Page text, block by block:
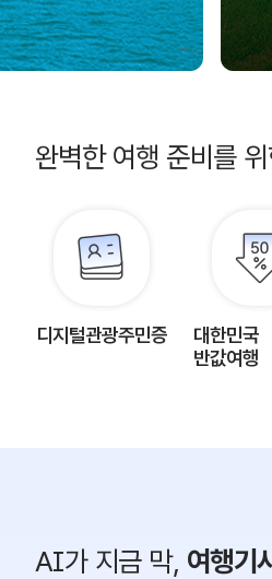
완벽한 여행 준비를
디지털관광주민증
대한민국
반값여행
AI가 지금 막, 여행기